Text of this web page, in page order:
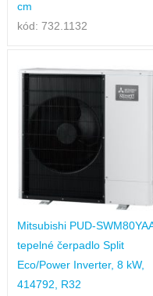
cm
kód: 732.1132
Mitsubishi PUD-
tepelné čerpadlo Split
Eco/Power Inverter, 8 kW,
414792, R32